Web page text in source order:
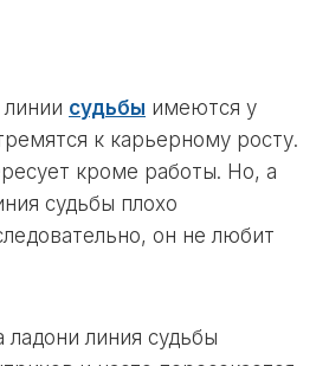
судьбы имеются у
к карьерному росту.
кроме работы. Но, а
судьбы плохо
он не любит
ладони линия судьбы